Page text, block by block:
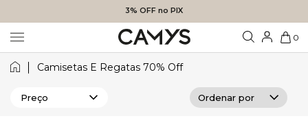
3% OFF no PIX
0
Camisetas E Regatas 70% Off
Preço